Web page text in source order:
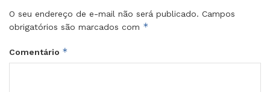
O seu endereço de e-mail não será publicado. Campos
obrigatórios são marcados com *
Comentário *